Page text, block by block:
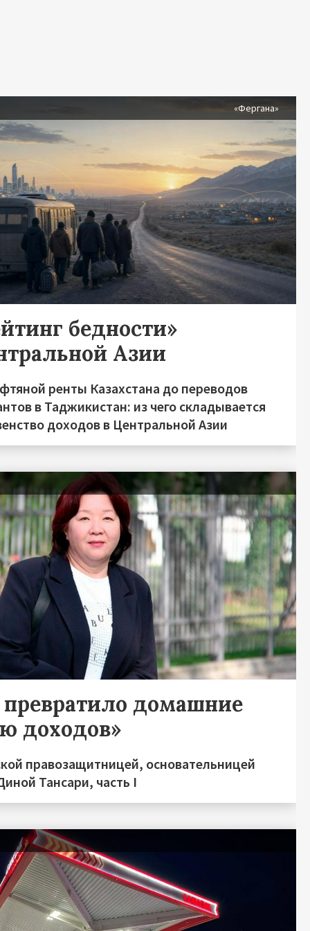
«Фергана»
бедности»
Азии
ренты Казахстана до переводов
в Таджикистан: из чего складывается
доходов в Центральной Азии
превратило домашние
доходов»
правозащитницей, основательницей
Тансари, часть I